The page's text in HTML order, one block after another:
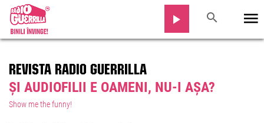
REVISTA RADIO GUERRILLA
ȘI AUDIOFILII E OAMENI, NU-I AȘA?
Show me the funny!